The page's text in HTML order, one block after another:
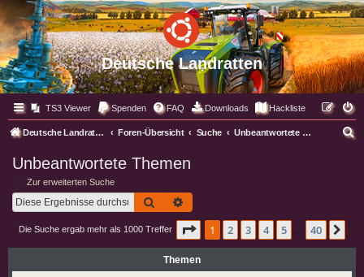
Deutsche Landratten
TS3 Viewer Spenden FAQ Downloads Hackliste
Deutsche Landratten Foren-Übersicht Suche Unbeantwortete Themen
Unbeantwortete Themen
Zur erweiterten Suche
Suche
Die Suche ergab mehr als 1000 Treffer Seite 1von 40
1 2 3 4 5 40
Themen